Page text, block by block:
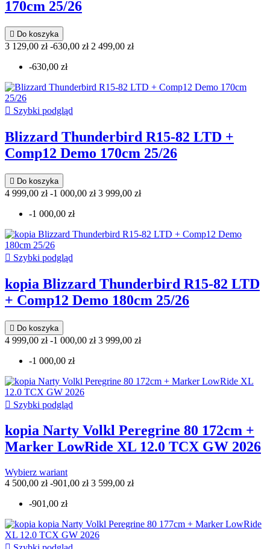
170cm 25/26
 Do koszyka
3 129,00 zł -630,00 zł 2 499,00 zł
-630,00 zł
 Szybki podgląd
Blizzard Thunderbird R15-82 LTD +
Comp12 Demo 170cm 25/26
 Do koszyka
4 999,00 zł -1 000,00 zł 3 999,00 zł
-1 000,00 zł
 Szybki podgląd
kopia Blizzard Thunderbird R15-82 LTD
+ Comp12 Demo 180cm 25/26
 Do koszyka
4 999,00 zł -1 000,00 zł 3 999,00 zł
-1 000,00 zł
 Szybki podgląd
kopia Narty Volkl Peregrine 80 172cm +
Marker LowRide XL 12.0 TCX GW 2026
Wybierz wariant
4 500,00 zł -901,00 zł 3 599,00 zł
-901,00 zł